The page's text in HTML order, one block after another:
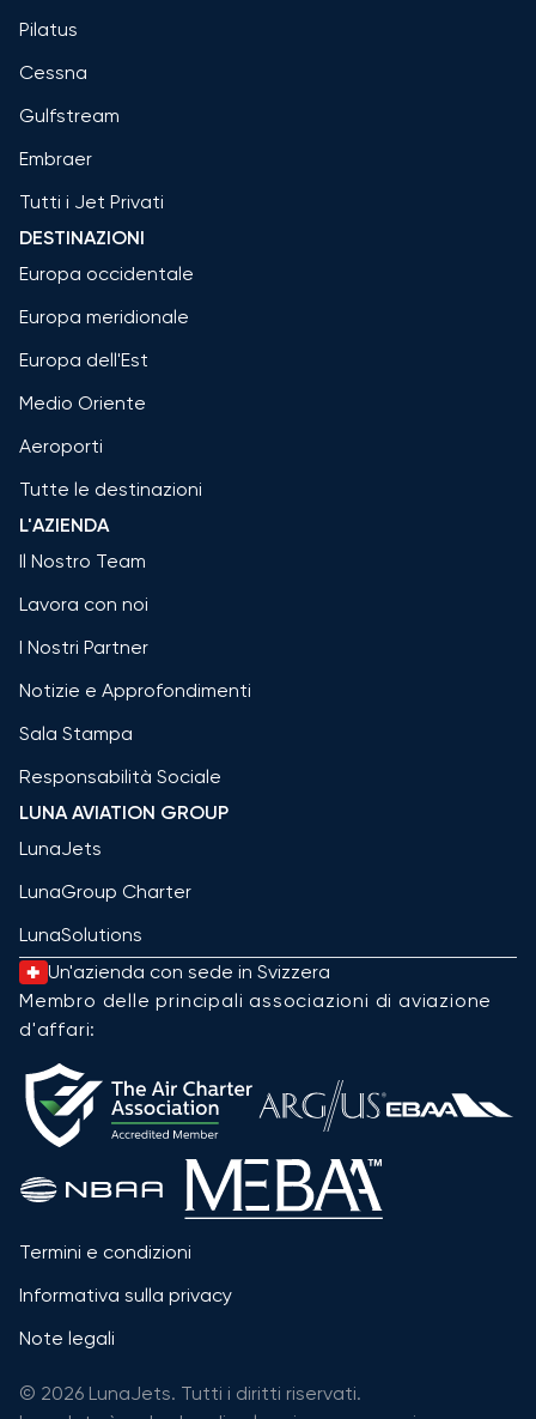
Pilatus
Cessna
Gulfstream
Embraer
Tutti i Jet Privati
DESTINAZIONI
Europa occidentale
Europa meridionale
Europa dell'Est
Medio Oriente
Aeroporti
Tutte le destinazioni
L'AZIENDA
Il Nostro Team
Lavora con noi
I Nostri Partner
Notizie e Approfondimenti
Sala Stampa
Responsabilità Sociale
LUNA AVIATION GROUP
LunaJets
LunaGroup Charter
LunaSolutions
Un'azienda con sede in Svizzera
Membro delle principali associazioni di aviazione
d'affari:
Termini e condizioni
Informativa sulla privacy
Note legali
© 2026 LunaJets. Tutti i diritti riservati.